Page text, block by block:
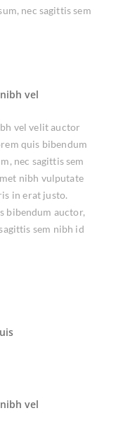
nec sagittis sem
vel
vel velit auctor
quis bibendum
nec sagittis sem
nibh vulputate
in erat justo.
bibendum auctor,
sem nibh id
vel